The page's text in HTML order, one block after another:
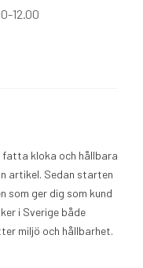
12.00
fatta kloka och hållbara
artikel. Sedan starten
som ger dig som kund
i Sverige både
miljö och hållbarhet.